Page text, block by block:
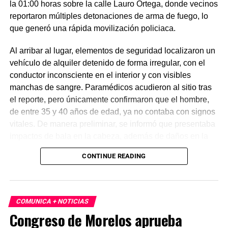
la 01:00 horas sobre la calle Lauro Ortega, donde vecinos
reportaron múltiples detonaciones de arma de fuego, lo
que generó una rápida movilización policiaca.
Al arribar al lugar, elementos de seguridad localizaron un
vehículo de alquiler detenido de forma irregular, con el
conductor inconsciente en el interior y con visibles
manchas de sangre. Paramédicos acudieron al sitio tras
el reporte, pero únicamente confirmaron que el hombre,
de entre 35 y 40 años de edad, ya no contaba con signos
vitales. De manera preliminar, se informó que presentaba
puerta del lado del conductor.
mientras peritos de la Fiscalía Regional Oriente
realizaron las diligencias correspondientes y el
levantamiento del cuerpo. Hasta el momento no se
cuenta con información sobre los agresores, y el cadáver
CONTINUE READING
COMUNICA + NOTICIAS
Congreso de Morelos aprueba